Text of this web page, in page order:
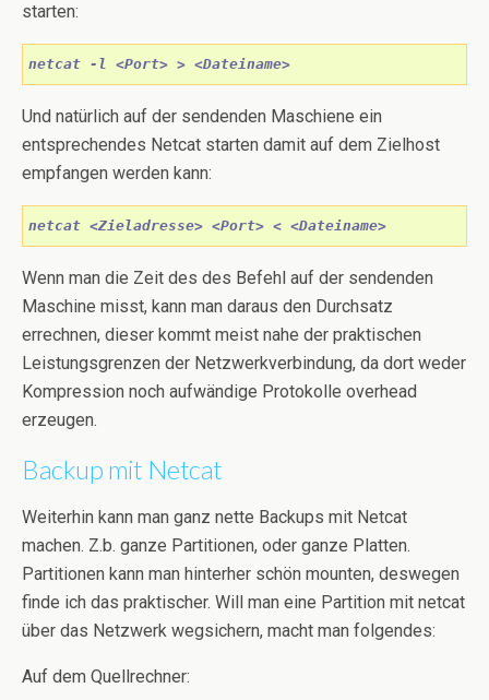
starten:
netcat -l <Port> > <Dateiname>
Und natürlich auf der sendenden Maschiene ein
entsprechendes Netcat starten damit auf dem Zielhost
empfangen werden kann:
netcat <Zieladresse> <Port> < <Dateiname>
Wenn man die Zeit des des Befehl auf der sendenden
Maschine misst, kann man daraus den Durchsatz
errechnen, dieser kommt meist nahe der praktischen
Leistungsgrenzen der Netzwerkverbindung, da dort weder
Kompression noch aufwändige Protokolle overhead
erzeugen.
Backup mit Netcat
Weiterhin kann man ganz nette Backups mit Netcat
machen. Z.b. ganze Partitionen, oder ganze Platten.
Partitionen kann man hinterher schön mounten, deswegen
finde ich das praktischer. Will man eine Partition mit netcat
über das Netzwerk wegsichern, macht man folgendes:
Auf dem Quellrechner: